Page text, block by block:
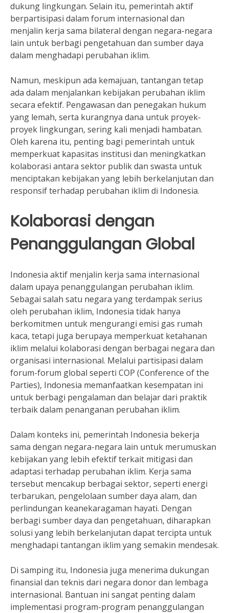
dukung lingkungan. Selain itu, pemerintah aktif
berpartisipasi dalam forum internasional dan
menjalin kerja sama bilateral dengan negara-negara
lain untuk berbagi pengetahuan dan sumber daya
dalam menghadapi perubahan iklim.
Namun, meskipun ada kemajuan, tantangan tetap
ada dalam menjalankan kebijakan perubahan iklim
secara efektif. Pengawasan dan penegakan hukum
yang lemah, serta kurangnya dana untuk proyek-
proyek lingkungan, sering kali menjadi hambatan.
Oleh karena itu, penting bagi pemerintah untuk
memperkuat kapasitas institusi dan meningkatkan
kolaborasi antara sektor publik dan swasta untuk
menciptakan kebijakan yang lebih berkelanjutan dan
responsif terhadap perubahan iklim di Indonesia.
Kolaborasi dengan
Penanggulangan Global
Indonesia aktif menjalin kerja sama internasional
dalam upaya penanggulangan perubahan iklim.
Sebagai salah satu negara yang terdampak serius
oleh perubahan iklim, Indonesia tidak hanya
berkomitmen untuk mengurangi emisi gas rumah
kaca, tetapi juga berupaya memperkuat ketahanan
iklim melalui kolaborasi dengan berbagai negara dan
organisasi internasional. Melalui partisipasi dalam
forum-forum global seperti COP (Conference of the
Parties), Indonesia memanfaatkan kesempatan ini
untuk berbagi pengalaman dan belajar dari praktik
terbaik dalam penanganan perubahan iklim.
Dalam konteks ini, pemerintah Indonesia bekerja
sama dengan negara-negara lain untuk merumuskan
kebijakan yang lebih efektif terkait mitigasi dan
adaptasi terhadap perubahan iklim. Kerja sama
tersebut mencakup berbagai sektor, seperti energi
terbarukan, pengelolaan sumber daya alam, dan
perlindungan keanekaragaman hayati. Dengan
berbagi sumber daya dan pengetahuan, diharapkan
solusi yang lebih berkelanjutan dapat tercipta untuk
menghadapi tantangan iklim yang semakin mendesak.
Di samping itu, Indonesia juga menerima dukungan
finansial dan teknis dari negara donor dan lembaga
internasional. Bantuan ini sangat penting dalam
implementasi program-program penanggulangan